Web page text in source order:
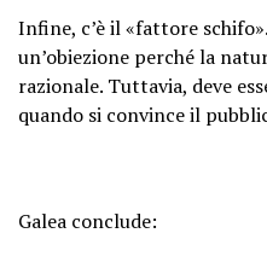
Infine, c’è il «fattore
un’obiezione perché la
razionale. Tuttavia, deve
quando si convince il
Galea conclude: